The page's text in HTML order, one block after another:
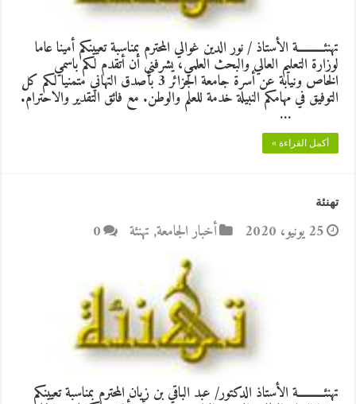
تهنئـــــــــــة الأستاذ / نور الدين غوالي المحترم بمناسبة تعيينكم أمينا عاما
لوزارة التعليم العالي والبحث العلمي، يشرفني أن أتقدم لكم باسمي
الخاص ونيابة عن أسرة جامعة الجزائر 3 بأصدق التهاني متمنيا لكم كل
التوفيق في مهامكم النبيلة خدمة للعلم والوطن. مع فائق التقدير والاحترام.
…
أكمل القراءة »
تهنئة
25 يونيو، 2020 أخبار الجامعة, تهنئة 0
تهنئـــــــــــة الأستاذ الدكتور/ عبد الباقي بن زيان المحترم بمناسبة تعيينكم